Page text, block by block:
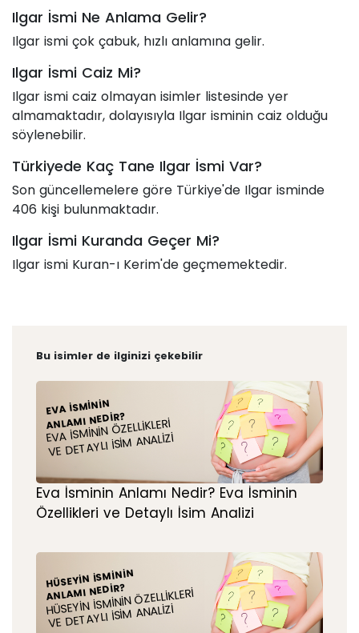
Ilgar İsmi Ne Anlama Gelir?
Ilgar ismi çok çabuk, hızlı anlamına gelir.
Ilgar İsmi Caiz Mi?
Ilgar ismi caiz olmayan isimler listesinde yer
almamaktadır, dolayısıyla Ilgar isminin caiz olduğu
söylenebilir.
Türkiyede Kaç Tane Ilgar İsmi Var?
Son güncellemelere göre Türkiye'de Ilgar isminde
406 kişi bulunmaktadır.
Ilgar İsmi Kuranda Geçer Mi?
Ilgar ismi Kuran-ı Kerim'de geçmemektedir.
Bu isimler de ilginizi çekebilir
EVA İSMININ
ANLAMI NEDIR?
EVA İSMININ ÖZELLIKLERI
VE DETAYLI İSIM ANALIZI
Eva İsminin Anlamı Nedir? Eva İsminin
Özellikleri ve Detaylı İsim Analizi
HÜSEYIN İSMININ
ANLAMI NEDIR?
HÜSEYIN İSMININ ÖZELLIKLERI
VE DETAYLI İSIM ANALIZI